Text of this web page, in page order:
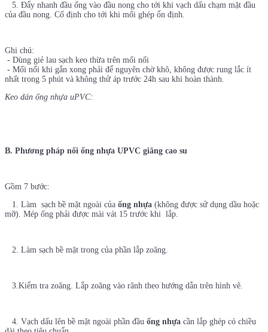
5. Đẩy nhanh đầu ống vào đầu nong cho tới khi vạch dấu chạm mặt đầu
của đầu nong. Cố định cho tới khi mối ghép ổn định.
Ghi chú:
- Dùng giẻ lau sạch keo thừa trên mối nối
- Mối nối khi gắn xong phải để nguyên chờ khô, không được rung lắc ít
nhất trong 5 phút và không thử áp trước 24h sau khi hoàn thành.
Keo dán ống nhựa uPVC:
B. Phương pháp nối ống nhựa UPVC giăng cao su
Gồm 7 bước:
1. Làm sạch bề mặt ngoài của ống nhựa (không được sử dụng dầu hoặc
mỡ). Mép ống phải được mài vát 15 trước khi lắp.
2. Làm sạch bề mặt trong của phần lắp zoăng.
3.Kiểm tra zoăng. Lắp zoăng vào rãnh theo hướng dẫn trên hình vẽ.
4. Vạch dấu lên bề mặt ngoài phần đầu ống nhựa cần lắp ghép có chiều